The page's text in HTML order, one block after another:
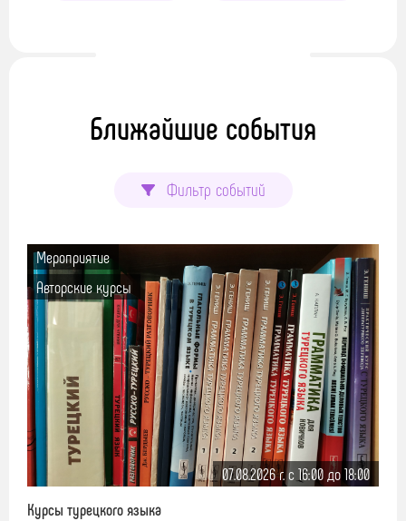
Ближайшие события
Фильтр событий
Мероприятие
Авторские курсы
07.08.2026 г. c 16:00 до 18:00
Курсы турецкого языка